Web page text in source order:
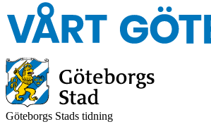
Göteborgs Stads tidning